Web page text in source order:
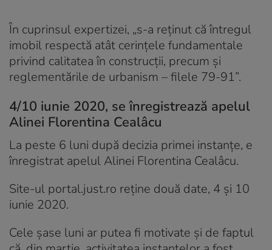
În cuprinsul expertizei, „s-a reținut că întregul
imobil respectă atât cerințele fundamentale
privind calitatea în construcții, precum și
reglementările de urbanism – filele 79-91”.
4/10 iunie 2020, se înregistrează apelul
Alinei Florentina Cealâcu
La peste 6 luni după decizia primei instanțe, e
înregistrat apelul Alinei Florentina Cealâcu.
Site-ul portal.just.ro reține două date, 4 și 10
iunie 2020.
Cele șase luni ar putea fi motivate și de faptul